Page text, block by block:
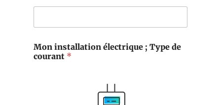
Mon installation électrique ; Type de
courant *